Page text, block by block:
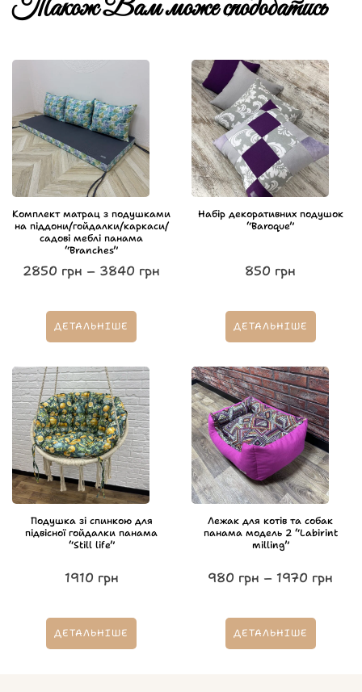
Також Вам може сподобатись
Комплект матрац з подушками
на піддони/гойдалки/каркаси/
садові меблі панама
“Branches”
2850 грн – 3840 грн
ДЕТАЛЬНІШЕ
Набір декоративних подушок
“Baroque”
850 грн
ДЕТАЛЬНІШЕ
Подушка зі спинкою для
підвісної гойдалки панама
“Still life”
1910 грн
ДЕТАЛЬНІШЕ
Лежак для котів та собак
панама модель 2 “Labirint
milling”
980 грн – 1970 грн
ДЕТАЛЬНІШЕ